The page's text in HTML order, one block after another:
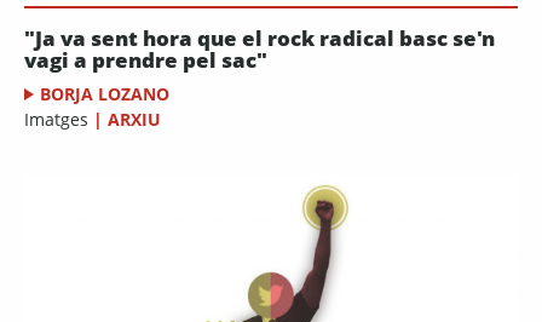
"Ja va sent hora que el rock radical basc se'n
vagi a prendre pel sac"
BORJA LOZANO
Imatges | ARXIU